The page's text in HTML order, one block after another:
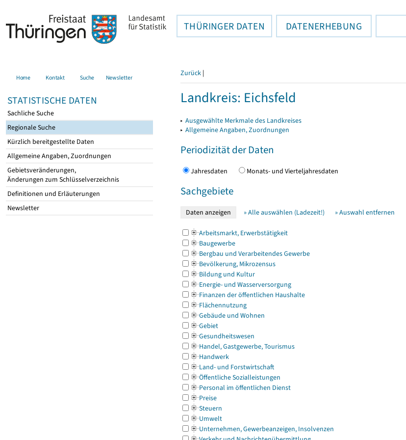
THÜRINGER DATEN DATENERHEBUNG
Home Kontakt Suche Newsletter
STATISTISCHE DATEN
Sachliche Suche
Regionale Suche
Kürzlich bereitgestellte Daten
Allgemeine Angaben, Zuordnungen
Gebietsveränderungen,
Änderungen zum Schlüsselverzeichnis
Definitionen und Erläuterungen
Newsletter
Zurück |
Landkreis: Eichsfeld
▸ Ausgewählte Merkmale des Landkreises
▸ Allgemeine Angaben, Zuordnungen
Periodizität der Daten
Jahresdaten Monats- und Vierteljahresdaten
Sachgebiete
» Alle auswählen (Ladezeit!) » Auswahl entfernen
Arbeitsmarkt, Erwerbstätigkeit
Baugewerbe
Bergbau und Verarbeitendes Gewerbe
Bevölkerung, Mikrozensus
Bildung und Kultur
Energie- und Wasserversorgung
Finanzen der öffentlichen Haushalte
Flächennutzung
Gebäude und Wohnen
Gebiet
Gesundheitswesen
Handel, Gastgewerbe, Tourismus
Handwerk
Land- und Forstwirtschaft
Öffentliche Sozialleistungen
Personal im öffentlichen Dienst
Preise
Steuern
Umwelt
Unternehmen, Gewerbeanzeigen, Insolvenzen